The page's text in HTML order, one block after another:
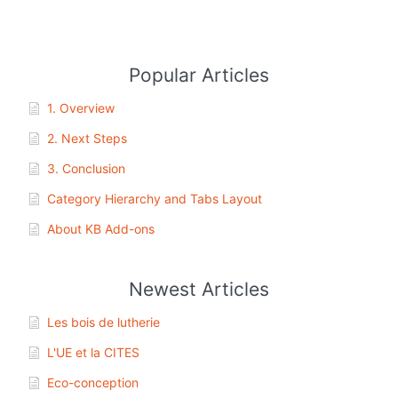
Popular Articles
1. Overview
2. Next Steps
3. Conclusion
Category Hierarchy and Tabs Layout
About KB Add-ons
Newest Articles
Les bois de lutherie
L'UE et la CITES
Eco-conception